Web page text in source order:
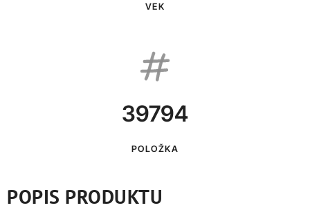
VEK
39794
POLOŽKA
POPIS PRODUKTU